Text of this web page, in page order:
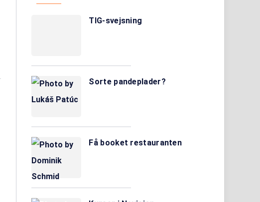
TIG-svejsning
Sorte pandeplader?
Få booket restauranten